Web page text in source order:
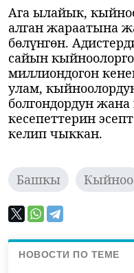
Ага ылайык,
алган жараатына
бөлүнгөн.
сайын
миллиондогон
улам,
болгондордун
кесепеттерин
келип чыккан.
Башкы Кыйноо
НОВОСТИ ПО ТЕМЕ